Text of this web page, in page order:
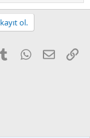
ol.
Tumblr WhatsApp
E-posta